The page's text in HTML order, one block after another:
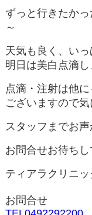
ずっと行きたか
～
天気も良く、いっ
明日は美白点滴し
点滴・注射は他
ございますので
スタッフまでお声
お問合せお待ちし
ティアラクリニ
お問合せ